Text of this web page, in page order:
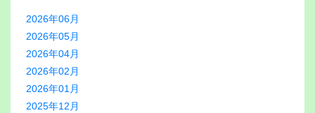
2026年06月
2026年05月
2026年04月
2026年02月
2026年01月
2025年12月